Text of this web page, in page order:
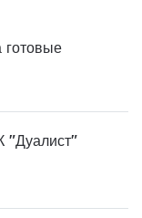
"Дуалист"